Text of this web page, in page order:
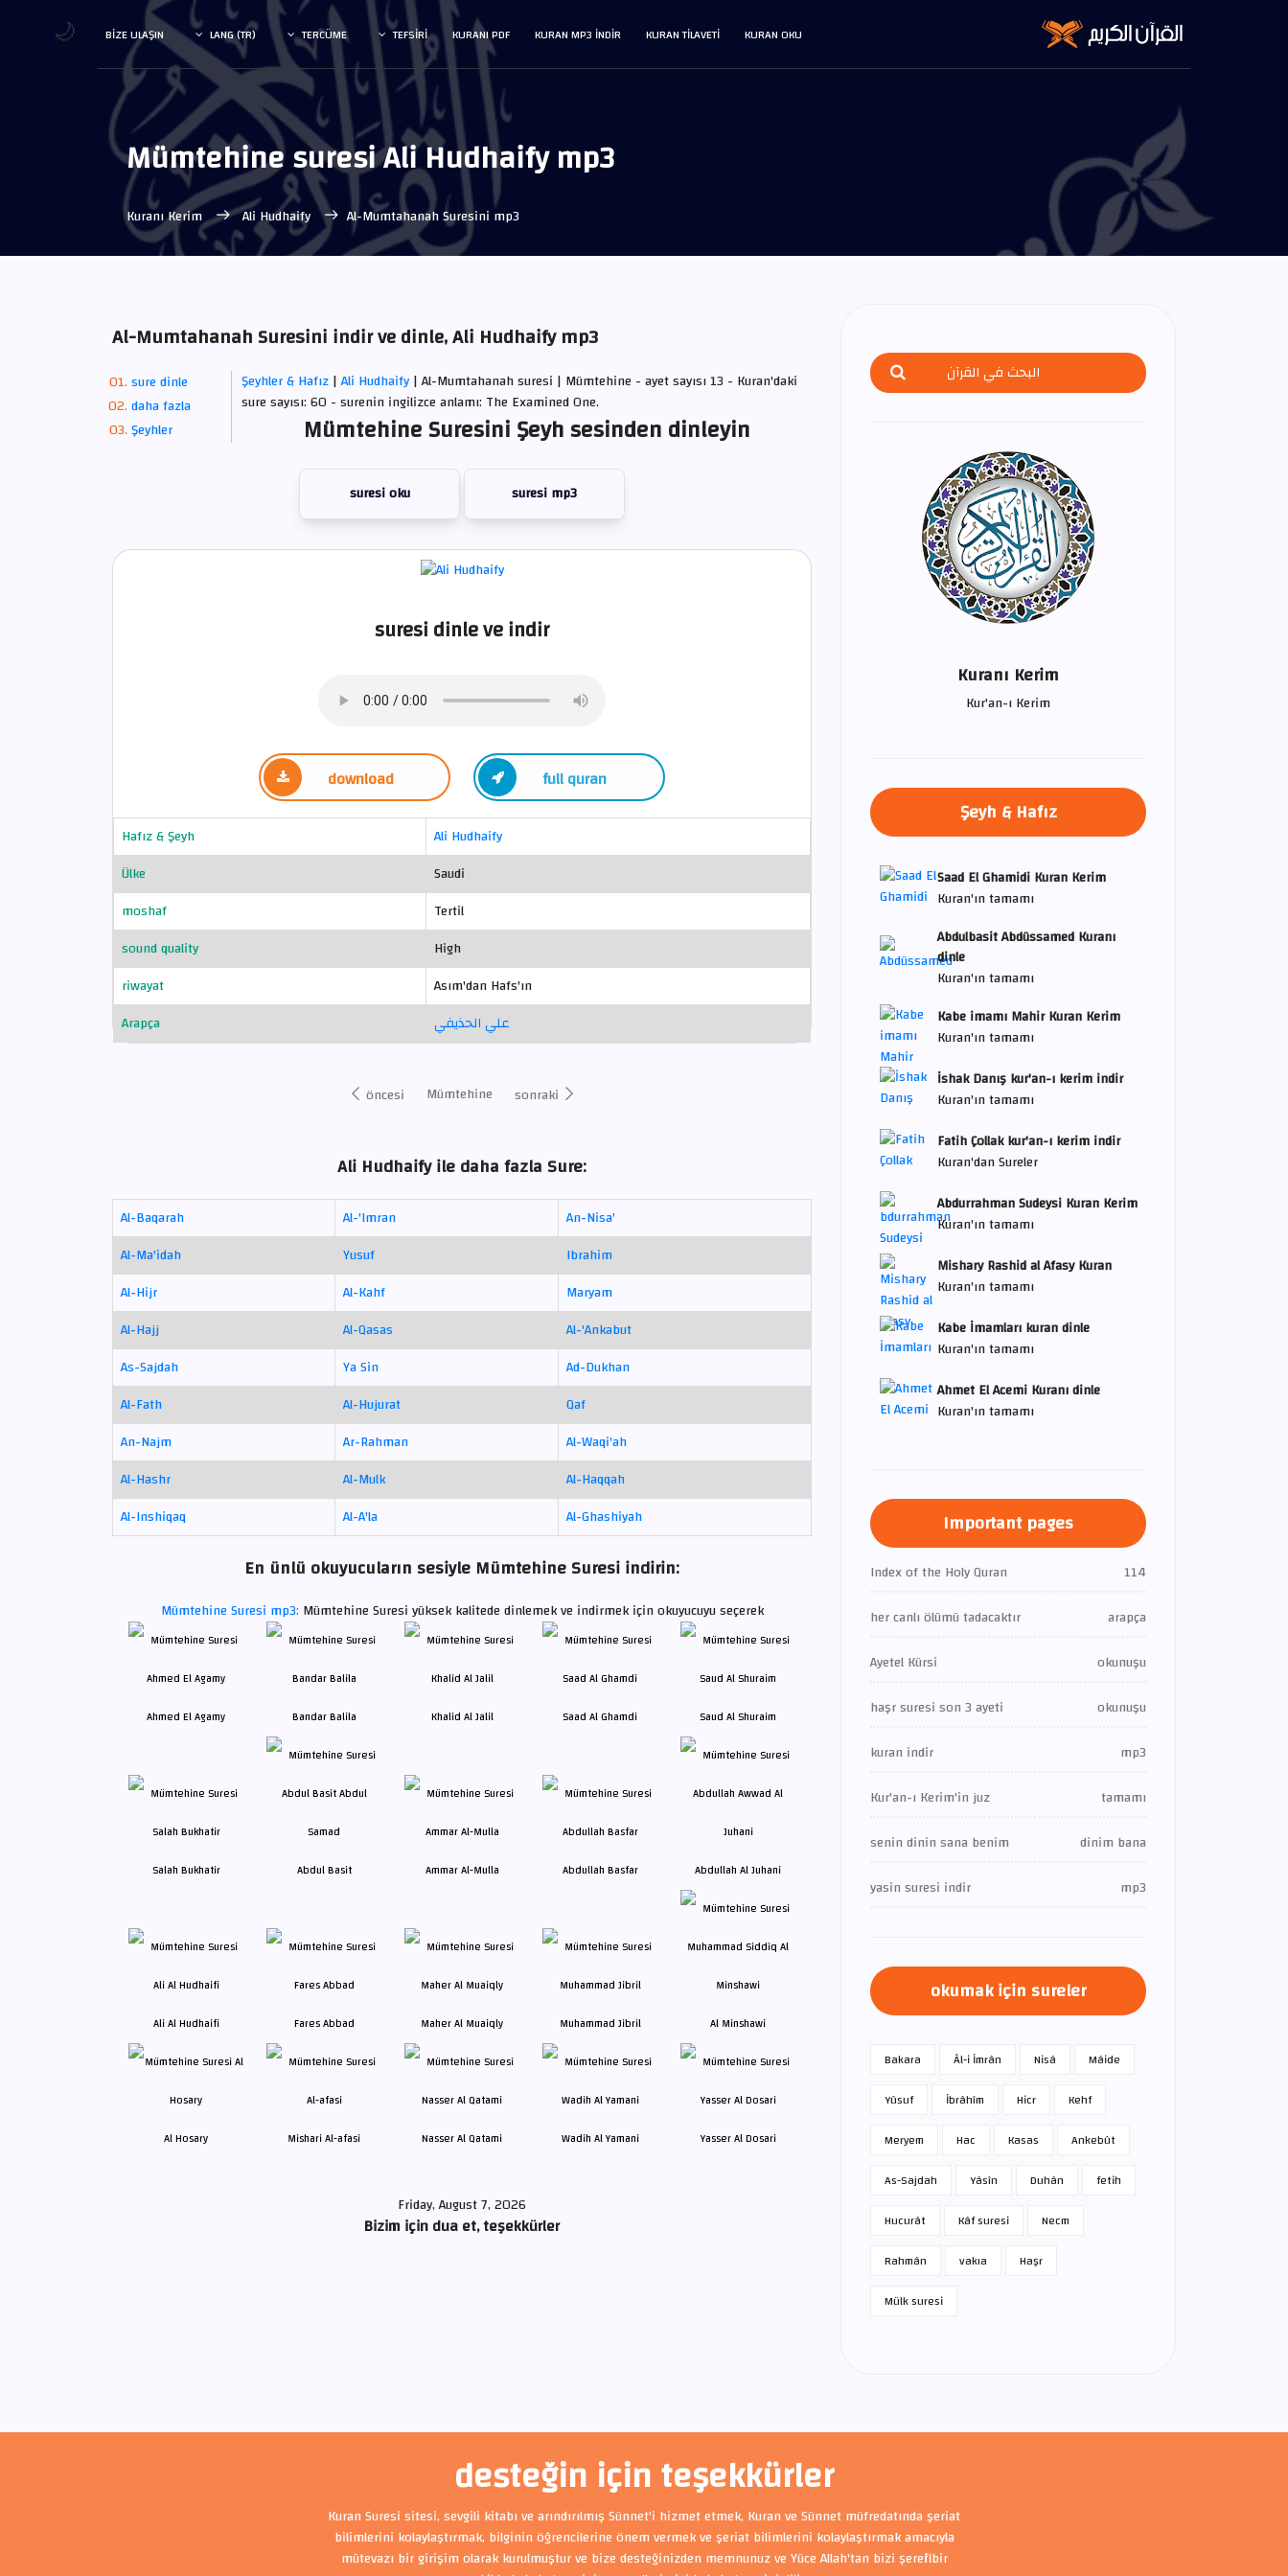
KURAN OKU
KURAN TILAVETI
KURAN MP3 INDIR
KURANI PDF
TEFSIRI
TERCÜME
LANG (TR)
BIZE ULAŞIN
Mümtehine suresi Ali Hudhaify mp3
Kuranı Kerim Ali Hudhaify Al-Mumtahanah Suresini mp3
Al-Mumtahanah Suresini indir ve dinle, Ali Hudhaify mp3
sure dinle
daha fazla
Şeyhler
Şeyhler & Hafız|Ali Hudhaify| Al-Mumtahanah suresi | Mümtehine - ayet sayısı 13 - Kuran'daki
sure sayısı: 60 - surenin ingilizce anlamı: The Examined One.
Mümtehine Suresini Şeyh sesinden dinleyin
suresi oku suresi mp3
suresi dinle ve indir
download full quran
Hafız & Şeyh
Ali Hudhaify
Ülke
Saudi
moshaf
Tertil
sound quality
High
riwayat
Asım'dan Hafs'ın
Arapça
علي الحذيفي
öncesi Mümtehine sonraki
Ali Hudhaify ile daha fazla Sure:
Al-Baqarah Al-'Imran
An-Nisa'
Al-Ma'idah
Yusuf
Ibrahim
Al-Hijr
Al-Kahf
Maryam
Al-Hajj
Al-Qasas
Al-'Ankabut
As-Sajdah
Ya Sin
Ad-Dukhan
Al-Fath
Al-Hujurat
Qaf
An-Najm
Ar-Rahman
Al-Waqi'ah
Al-Hashr
Al-Mulk
Al-Haqqah
Al-Inshiqaq
Al-A'la Al-Ghashiyah
En ünlü okuyucuların sesiyle Mümtehine Suresi indirin:
Mümtehine Suresi mp3: Mümtehine Suresi yüksek kalitede dinlemek ve indirmek için okuyucuyu seçerek
Ahmed El Agamy Bandar Balila Khalid Al Jalil Saad Al Ghamdi Saud Al Shuraim
Salah Bukhatir Abdul Basit Ammar Al-Mulla Abdullah Basfar Abdullah Al Juhani
Ali Al Hudhaifi Fares Abbad Maher Al Muaiqly Muhammad Jibril Al Minshawi
Al Hosary Mishari Al-afasi Nasser Al Qatami Wadih Al Yamani Yasser Al Dosari
Friday, August 7, 2026
Bizim için dua et, teşekkürler
Kuranı Kerim
Kur'an-ı Kerim
Şeyh & Hafız
Saad El Ghamidi Kuran Kerim
Kuran'ın tamamı
Abdulbasit Abdüssamed Kuranı
dinle
Kuran'ın tamamı
Kabe imamı Mahir Kuran Kerim
Kuran'ın tamamı
İshak Danış kur'an-ı kerim indir
Kuran'ın tamamı
Fatih Çollak kur'an-ı kerim indir
Kuran'dan Sureler
Abdurrahman Sudeysi Kuran Kerim
Kuran'ın tamamı
Mishary Rashid al Afasy Kuran
Kuran'ın tamamı
Kabe İmamları kuran dinle
Kuran'ın tamamı
Ahmet El Acemi Kuranı dinle
Kuran'ın tamamı
Important pages
Index of the Holy Quran
114
her canlı ölümü tadacaktır
arapça
Ayetel Kürsi
okunuşu
haşr suresi son 3 ayeti
okunuşu
kuran indir
mp3
Kur'an-ı Kerim'in juz
tamamı
senin dinin sana benim
dinim bana
yasin suresi indir
mp3
okumak için sureler
Bakara Âl-i İmrân Nisâ
Mâide
Yûsuf
İbrâhîm Hicr
Kehf
Meryem
Hac Kasas
Ankebût
As-Sajdah
Yâsîn Duhân
fetih
Hucurât
Kâf suresi
Necm
Rahmân
vakıa
Haşr
Mülk suresi
desteğin için teşekkürler
Kuran Suresi sitesi, sevgili kitabı ve arındırılmış Sünnet'i hizmet etmek, Kuran ve Sünnet müfredatında şeriat
bilimlerini kolaylaştırmak, bilginin öğrencilerine önem vermek ve şeriat bilimlerini kolaylaştırmak amacıyla
mütevazı bir girişim olarak kurulmuştur ve bize desteğinizden memnunuz ve Yüce Allah'tan bizi şerefli bir
🌙